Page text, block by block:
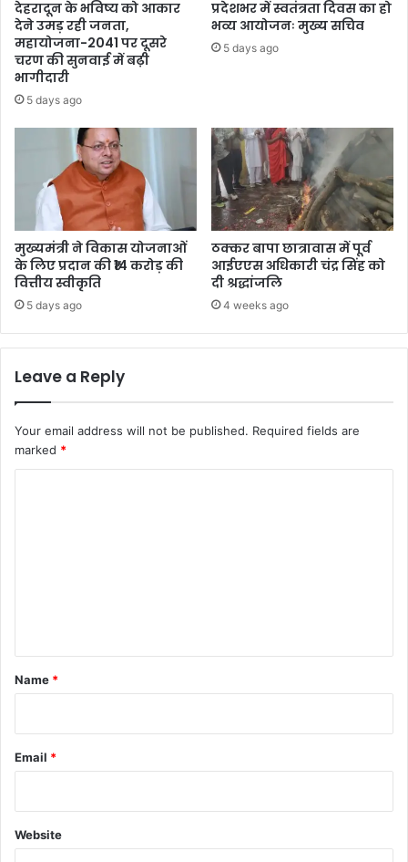
देहरादून के भविष्य को आकार
देने उमड़ रही जनता,
महायोजना-2041 पर दूसरे
चरण की सुनवाई में बढ़ी
भागीदारी
5 days ago
प्रदेशभर में स्वतंत्रता दिवस का हो
भव्य आयोजनः मुख्य सचिव
5 days ago
मुख्यमंत्री ने विकास योजनाओं
के लिए प्रदान की ₹14 करोड़ की
वित्तीय स्वीकृति
5 days ago
ठक्कर बापा छात्रावास में पूर्व
आईएएस अधिकारी चंद्र सिंह को
दी श्रद्धांजलि
4 weeks ago
Leave a Reply
Your email address will not be published. Required fields are
marked *
*
Name *
Email *
Website